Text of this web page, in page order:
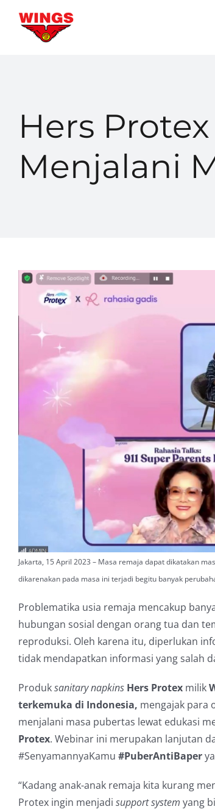
Hers
Menjalani
Jakarta, 15 April 2023 – Masa remaja dapat dikatakan
dikarenakan pada masa ini terjadi begitu banyak
Problematika usia remaja mencakup
hubungan sosial dengan orang tua dan
reproduksi. Oleh karena itu, diperlukan
tidak mendapatkan informasi yang salah
Produksanitary napkins Hers Protexmilik
terkemuka di Indonesia, mengajak para
menjalani masa pubertas lewat edukasi
Protex. Webinar ini merupakan lanjutan
#SenyamannyaKamu #PuberAntiBaper
“Kadang anak-anak remaja kita kurang
Protex ingin menjadi support system yang